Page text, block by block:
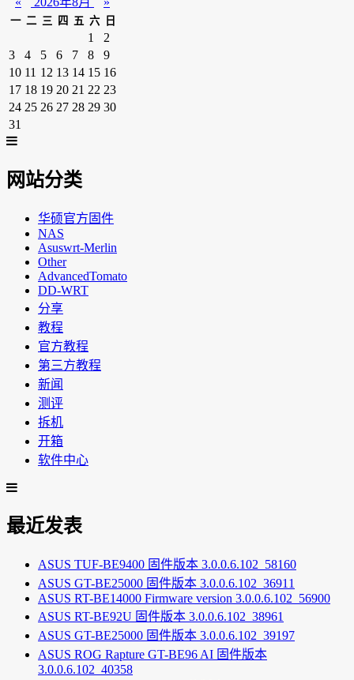
一 二 三 四 五 六 日
1
2
3
4 5 6 7 8
9
10 11 12 13 14 15 16
17 18 19 20 21 22 23
24 25 26 27 28 29 30
31
网站分类
华硕官方固件
NAS
Asuswrt-Merlin
Other
AdvancedTomato
DD-WRT
分享
教程
官方教程
第三方教程
新闻
测评
拆机
开箱
软件中心
最近发表
ASUS TUF-BE9400 固件版本 3.0.0.6.102_58160
ASUS GT-BE25000 固件版本 3.0.0.6.102_36911
ASUS RT-BE14000 Firmware version 3.0.0.6.102_56900
ASUS RT-BE92U 固件版本 3.0.0.6.102_38961
ASUS GT-BE25000 固件版本 3.0.0.6.102_39197
ASUS ROG Rapture GT-BE96 AI 固件版本
3.0.0.6.102_40358